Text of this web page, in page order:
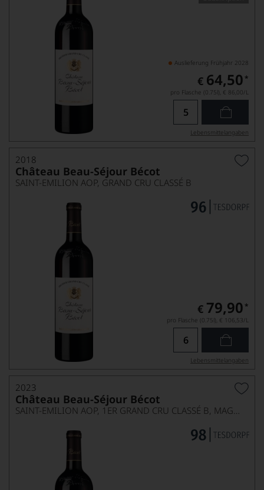
Auslieferung Frühjahr 2028
€ 64,50 *
pro Flasche (0.75l), € 86,00/L
Lebensmittel­angaben
2018
Château Beau-Séjour Bécot
SAINT-EMILION AOP, GRAND CRU CLASSÉ B
€ 79,90 *
pro Flasche (0.75l), € 106,53/L
Lebensmittel­angaben
2023
Château Beau-Séjour Bécot
SAINT-EMILION AOP, 1ER GRAND CRU CLASSÉ B, MAGNUM